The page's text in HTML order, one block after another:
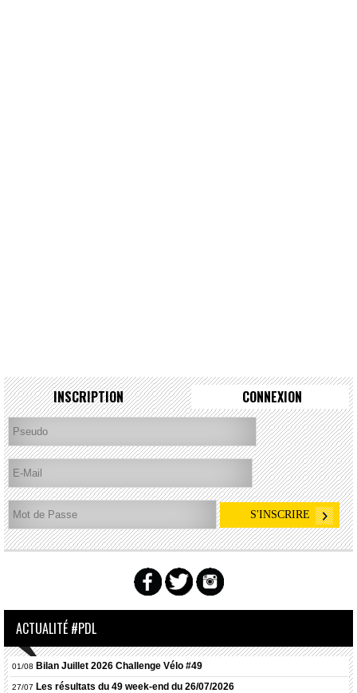
INSCRIPTION CONNEXION
ACTUALITÉ #PDL
01/08 Bilan Juillet 2026 Challenge Vélo #49
27/07 Les résultats du 49 week-end du 26/07/2026